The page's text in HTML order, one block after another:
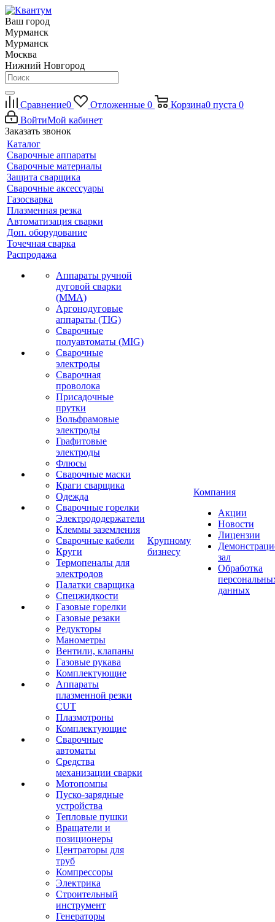
Ваш город
Мурманск
Мурманск
Москва
Нижний Новгород
Сравнение0 Отложенные 0 Корзина0 пуста 0
ВойтиМой кабинет
Заказать звонок
Каталог
Сварочные аппараты
Сварочные материалы
Защита сварщика
Сварочные аксессуары
Газосварка
Плазменная резка
Автоматизация сварки
Доп. оборудование
Точечная сварка
Распродажа
Аппараты ручной
дуговой сварки
(MMA)
Аргонодуговые
аппараты (TIG)
Сварочные
полуавтоматы (MIG)
Сварочные
электроды
Сварочная
проволока
Присадочные
прутки
Вольфрамовые
электроды
Графитовые
электроды
Флюсы
Сварочные маски
Краги сварщика
Одежда
Сварочные горелки
Электрододержатели
Клеммы заземления
Сварочные кабели
Круги
Термопеналы для
электродов
Палатки сварщика
Спецжидкости
Газовые горелки
Газовые резаки
Редукторы
Манометры
Вентили, клапаны
Газовые рукава
Комплектующие
Аппараты
плазменной резки
CUT
Плазмотроны
Комплектующие
Сварочные
автоматы
Средства
механизации сварки
Мотопомпы
Пуско-зарядные
устройства
Тепловые пушки
Вращатели и
позиционеры
Центраторы для
труб
Компрессоры
Электрика
Строительный
инструмент
Генераторы
Крупному
бизнесу
Компания
Акции
Новости
Лицензии
зал
Обработка
данных